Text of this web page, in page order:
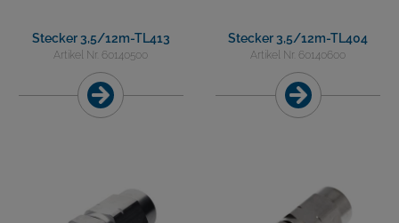
Stecker 3,5/12m-TL413
Artikel Nr. 60140500
Stecker 3,5/12m-TL404
Artikel Nr. 60140600